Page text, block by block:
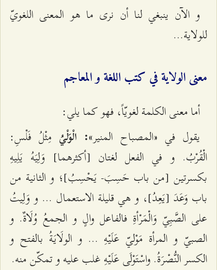
و الآن ينبغي لنا أن نرى ما هو المعنى اللغويّ
للولاية...
معنى الولاية في كتب اللغة و المعاجم
أما معنى الكلمة لغويّاً، فهو كما يلي:
يقول في «المصباح المنير»: الْوَلْيُ مِثْلُ فَلْسِ:
الْقُرْبُ. و في الفعل لغتان [أكثرهما] وَلِيَهُ يَلِيهِ
بكسرتين [من باب حَسِبَ- يَحْسِبُ‌]؛ و الثانية من
باب وَعَدَ [يَعِدُ]، و هي قليلة الاستعمال ... و وَلِيتُ
على الصَّبِيّ وَالْمَرْأةِ فالفاعل والٍ و الجمعُ وُلَاةٌ. و
الصبيّ و المرأة مَوْليّ عَلَيْهِ ... و الولَايَةُ بالفتح و
الكسر النُّصْرَةُ. واسْتَوْلَى عَلَيْهِ غلب عليه و تمكّن منه.